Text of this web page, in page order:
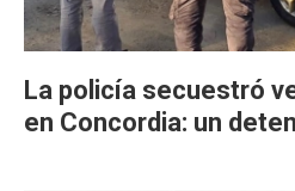
La policía secuestró
en Concordia: un